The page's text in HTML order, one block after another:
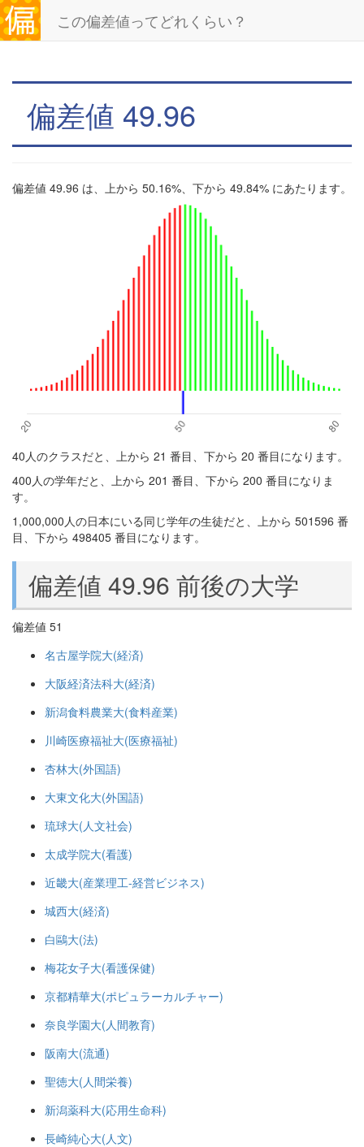
この偏差値ってどれくらい？
偏差値 49.96
偏差値 49.96 は、上から 50.16%、下から 49.84% にあたります。
40人のクラスだと、上から 21 番目、下から 20 番目になります。
400人の学年だと、上から 201 番目、下から 200 番目になりま
す。
1,000,000人の日本にいる同じ学年の生徒だと、上から 501596 番
目、下から 498405 番目になります。
偏差値 49.96 前後の大学
偏差値 51
名古屋学院大(経済)
大阪経済法科大(経済)
新潟食料農業大(食料産業)
川崎医療福祉大(医療福祉)
杏林大(外国語)
大東文化大(外国語)
琉球大(人文社会)
太成学院大(看護)
近畿大(産業理工-経営ビジネス)
城西大(経済)
白鷗大(法)
梅花女子大(看護保健)
京都精華大(ポピュラーカルチャー)
奈良学園大(人間教育)
阪南大(流通)
聖徳大(人間栄養)
新潟薬科大(応用生命科)
長崎純心大(人文)